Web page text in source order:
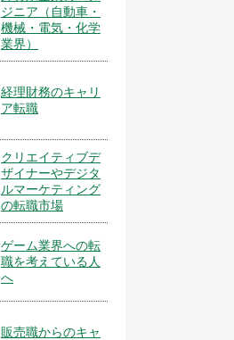
ジニア（自動車・
機械・電気・化学
業界）
経理財務のキャリ
ア転職
クリエイティブデ
ザイナーやデジタ
ルマーケティング
の転職市場
ゲーム業界への転
職を考えている人
へ
販売職からのキャ